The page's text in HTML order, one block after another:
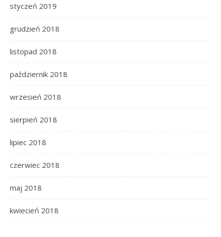
styczeń 2019
grudzień 2018
listopad 2018
październik 2018
wrzesień 2018
sierpień 2018
lipiec 2018
czerwiec 2018
maj 2018
kwiecień 2018